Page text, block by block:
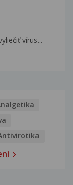
vírus...